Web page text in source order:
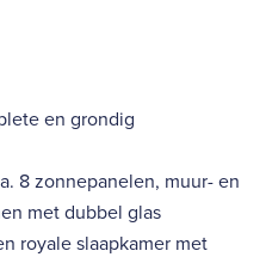
en grondig
8 zonnepanelen, muur- en
met dubbel glas
royale slaapkamer met